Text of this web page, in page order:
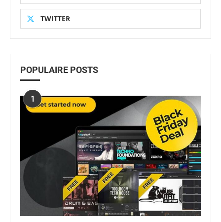
TWITTER
POPULAIRE POSTS
1